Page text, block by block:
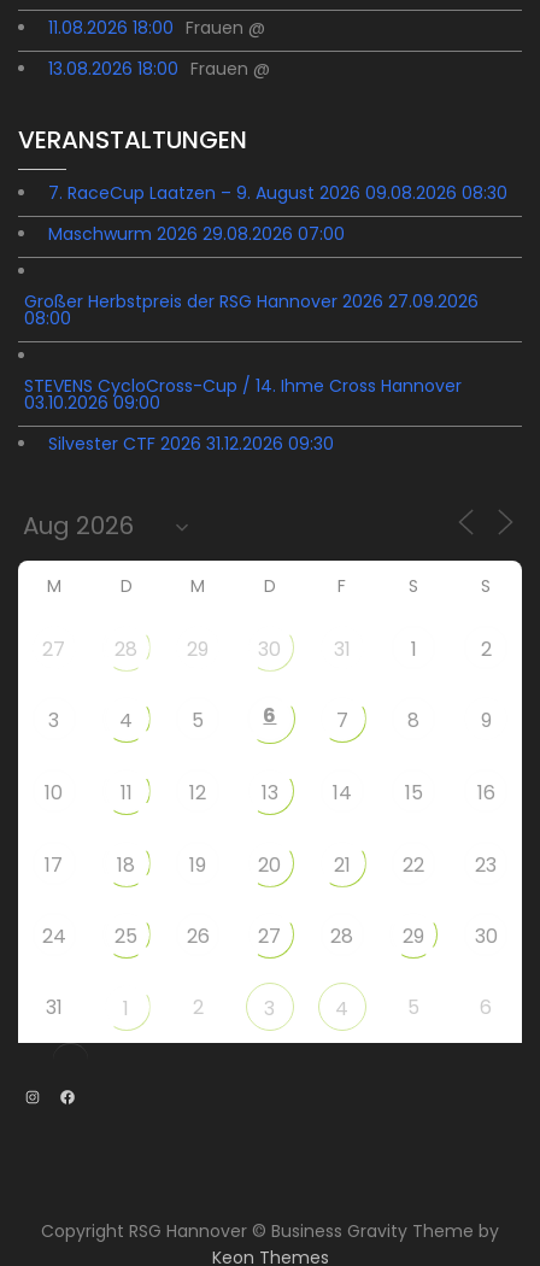
11.08.2026 18:00 Frauen @
13.08.2026 18:00 Frauen @
VERANSTALTUNGEN
7. RaceCup Laatzen – 9. August 2026 09.08.2026 08:30
Maschwurm 2026 29.08.2026 07:00
Großer Herbstpreis der RSG Hannover 2026 27.09.2026
08:00
STEVENS CycloCross-Cup / 14. Ihme Cross Hannover
03.10.2026 09:00
Silvester CTF 2026 31.12.2026 09:30
M D M D F S S
27 28 29 30 31 1 2
3 4 5 6 7 8 9
10 11 12 13 14 15 16
17 18 19 20 21 22 23
24 25 26 27 28 29 30
31 1 2 3 4 5 6
Copyright RSG Hannover © Business Gravity Theme by
Keon Themes